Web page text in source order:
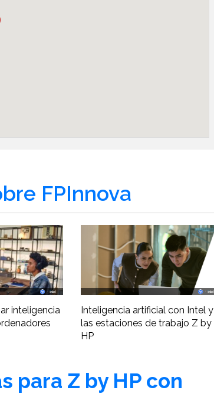
FPInnova
inteligencia
Inteligencia artificial con Intel y
las estaciones de trabajo Z by
HP
para Z by HP con